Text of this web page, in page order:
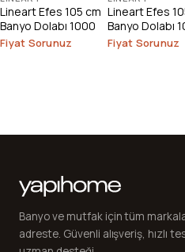
Lineart Efes 105 cm
Banyo Dolabı 1000
Fiyat Sorunuz
Lineart Efes
Banyo Dolabı
Fiyat Sorunuz
Banyo ve mutfak için tüm
adreste. Güvenli alışveriş, hızlı